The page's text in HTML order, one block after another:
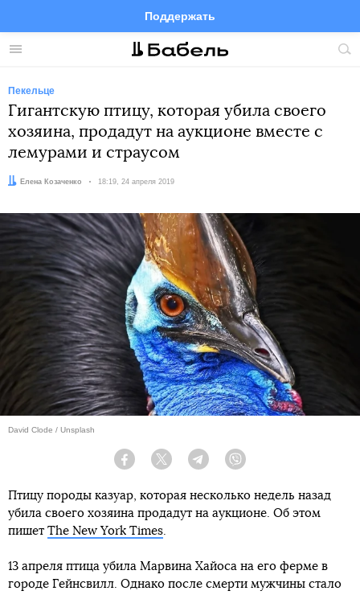
Меню
Поддержать
FacebookTelegramTwitter
Пекельце
Гигантскую птицу, которая убила своего
хозяина, продадут на аукционе вместе с
лемурами и страусом
Автор:Елена Козаченко Дата:
18:19, 24 апреля 2019
David Clode / Unsplash
Facebook Twitter Telegram
Птицу породы казуар, которая несколько недель назад
убила своего хозяина продадут на аукционе. Об этом
пишет The New York Times.
13 апреля птица убила Марвина Хайоса на его ферме в
городе Гейнсвилл. Однако после смерти мужчины стало